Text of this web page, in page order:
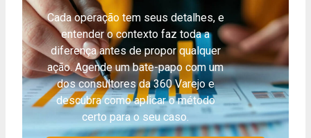
Cada operação tem seus detalhes, e
entender o contexto faz toda a
diferença antes de propor qualquer
ação. Agende um bate-papo com um
dos consultores da 360 Varejo e
descubra como aplicar o método
certo para o seu caso.